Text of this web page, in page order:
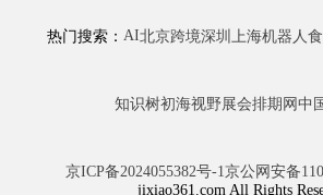
热门搜索： AI北京跨境深圳 上海机器人
知识树初海视野展会排期网 中
京ICP备2024055382号-1京公网安备
jixiao361.com All Rights